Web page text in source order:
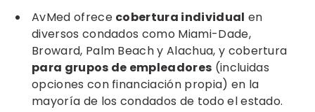
AvMed ofrece cobertura individual en
diversos condados como Miami-Dade,
Broward, Palm Beach y Alachua, y cobertura
para grupos de empleadores (incluidas
opciones con financiación propia) en la
mayoría de los condados de todo el estado.